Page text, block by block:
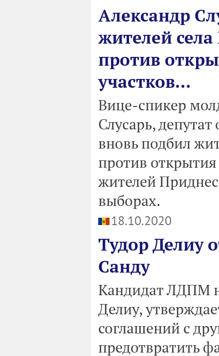
Александр
жителей
против
участков...
Вице-спикер
Слусарь,
вновь подбил
против
жителей
выборах.
18.10.2020
Тудор Делиу
Санду
Кандидат ЛДПМ
Делиу,
соглашений с
предотвратить